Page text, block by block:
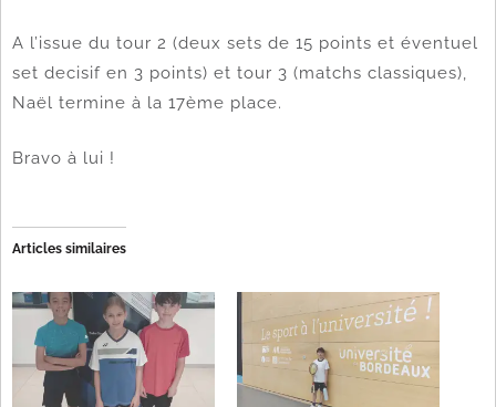
A l’issue du tour 2 (deux sets de 15 points et éventuel
set decisif en 3 points) et tour 3 (matchs classiques),
Naël termine à la 17ème place.
Bravo à lui !
Articles similaires